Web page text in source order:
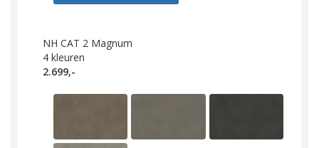
NH CAT 2 Magnum
4 kleuren
2.699,-